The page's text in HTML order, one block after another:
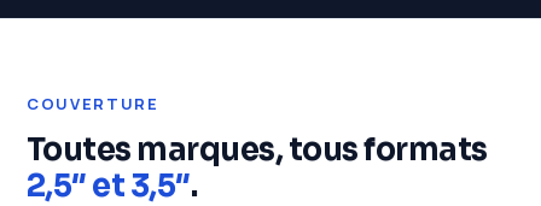
COUVERTURE
Toutes marques, tous formats
2,5″ et 3,5″.